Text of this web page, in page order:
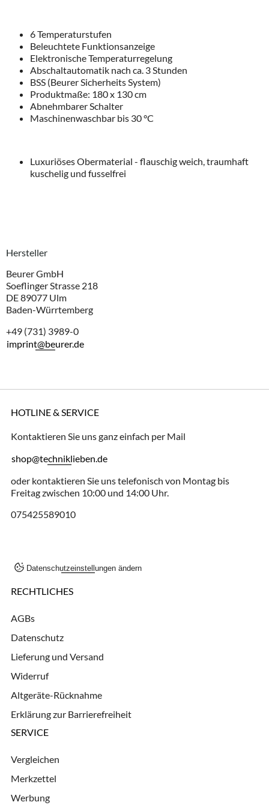
6 Temperaturstufen
Beleuchtete Funktionsanzeige
Elektronische Temperaturregelung
Abschaltautomatik nach ca. 3 Stunden
BSS (Beurer Sicherheits System)
Produktmaße: 180 x 130 cm
Abnehmbarer Schalter
Maschinenwaschbar bis 30 °C
Luxuriöses Obermaterial - flauschig weich, traumhaft
kuschelig und fusselfrei
Hersteller
Beurer GmbH
Soeflinger Strasse 218
DE 89077 Ulm
Baden-Würrtemberg
+49 (731) 3989-0
imprint@beurer.de
HOTLINE & SERVICE
Kontaktieren Sie uns ganz einfach per Mail
shop@techniklieben.de
oder kontaktieren Sie uns telefonisch von Montag bis
Freitag zwischen 10:00 und 14:00 Uhr.
075425589010
Datenschutzeinstellungen ändern
RECHTLICHES
AGBs
Datenschutz
Lieferung und Versand
Widerruf
Altgeräte-Rücknahme
Erklärung zur Barrierefreiheit
SERVICE
Vergleichen
Merkzettel
Werbung